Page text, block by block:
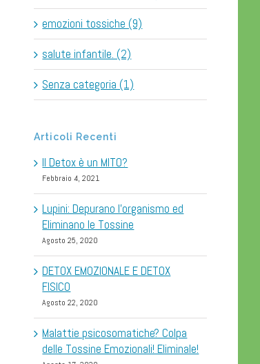
emozioni tossiche (9)
salute infantile. (2)
Senza categoria (1)
Articoli Recenti
Il Detox è un MITO?
Febbraio 4, 2021
Lupini: Depurano l’organismo ed
Eliminano le Tossine
Agosto 25, 2020
DETOX EMOZIONALE E DETOX
FISICO
Agosto 22, 2020
Malattie psicosomatiche? Colpa
delle Tossine Emozionali! Eliminale!